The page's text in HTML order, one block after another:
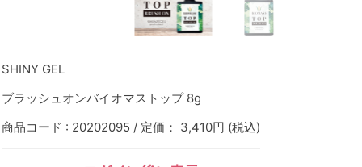
SHINY GEL
ブラッシュオンバイオマストップ 8g
商品コード : 20202095 / 定価： 3,410円 (税込)